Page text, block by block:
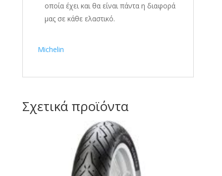
οποία έχει και θα είναι πάντα η διαφορά
μας σε κάθε ελαστικό.
Michelin
Σχετικά προϊόντα